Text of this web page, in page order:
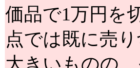
価品で1万円を
点では既に売
大きいものの